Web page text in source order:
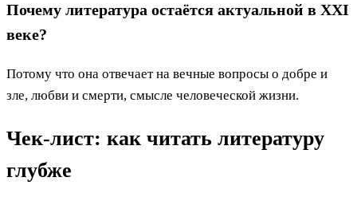
Почему литература остаётся актуальной в XXI
веке?
Потому что она отвечает на вечные вопросы о добре и
зле, любви и смерти, смысле человеческой жизни.
Чек-лист: как читать литературу
глубже